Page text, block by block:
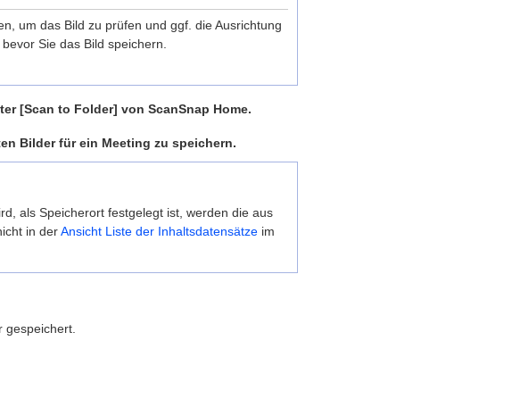
um das Bild zu prüfen und ggf. die Ausrichtung
Sie das Bild speichern.
[Scan to Folder] von ScanSnap Home.
Bilder für ein Meeting zu speichern.
als Speicherort festgelegt ist, werden die aus
in derAnsicht Liste der Inhaltsdatensätze im